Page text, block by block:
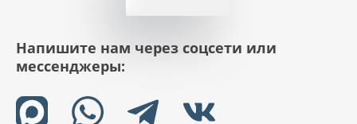
Напишите нам через соцсети или
мессенджеры: